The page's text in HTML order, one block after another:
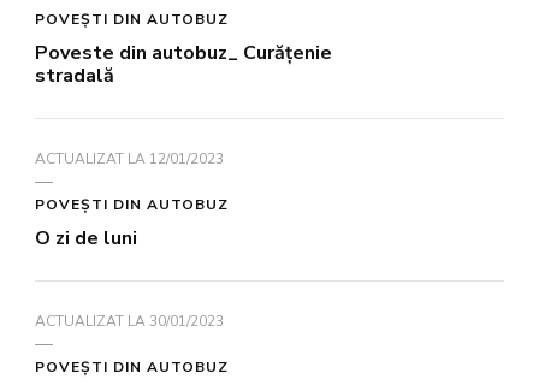
POVEŞTI DIN AUTOBUZ
Poveste din autobuz_ Curăţenie
stradală
ACTUALIZAT LA 12/01/2023
POVEŞTI DIN AUTOBUZ
O zi de luni
ACTUALIZAT LA 30/01/2023
POVEŞTI DIN AUTOBUZ